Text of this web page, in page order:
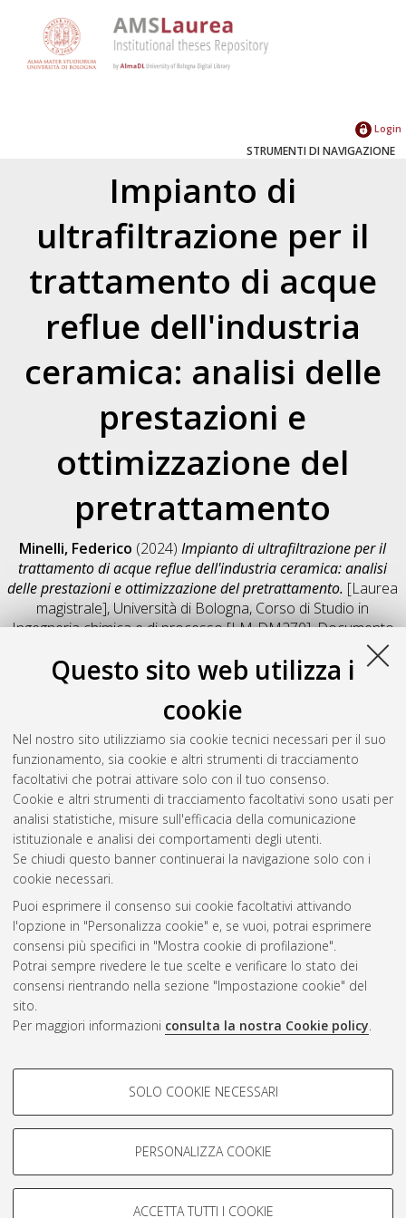
Questo sito web utilizza i
cookie
Nel nostro sito utilizziamo sia cookie tecnici necessari per il suo
funzionamento, sia cookie e altri strumenti di tracciamento
facoltativi che potrai attivare solo con il tuo consenso.
Cookie e altri strumenti di tracciamento facoltativi sono usati per
analisi statistiche, misure sull'efficacia della comunicazione
istituzionale e analisi dei comportamenti degli utenti.
Se chiudi questo banner continuerai la navigazione solo con i
cookie necessari.
Puoi esprimere il consenso sui cookie facoltativi attivando
l'opzione in "Personalizza cookie" e, se vuoi, potrai esprimere
consensi più specifici in "Mostra cookie di profilazione".
Potrai sempre rivedere le tue scelte e verificare lo stato dei
consensi rientrando nella sezione "Impostazione cookie" del
sito.
Per maggiori informazioni consulta la nostra Cookie policy.
COOKIE DI PROFILAZIONE -
Si tratta di cookie utilizzati per analizzare le caratteristiche della
navigazione degli utenti, creare profili in base al loro comportamento
Mostra cookie di profilazione
SOLO COOKIE NECESSARI
PERSONALIZZA COOKIE
ACCETTA TUTTI I COOKIE
Login
STRUMENTI DI NAVIGAZIONE
Impianto di
ultrafiltrazione per il
trattamento di acque
reflue dell'industria
ceramica: analisi delle
prestazioni e
ottimizzazione del
pretrattamento
Minelli, Federico (2024)Impianto di ultrafiltrazione per il
trattamento di acque reflue dell'industria ceramica: analisi
delle prestazioni e ottimizzazione del pretrattamento. [Laurea
magistrale], Università di Bologna, Corso di Studio in
Ingegneria chimica e di processo [LM-DM270], Documento
Salva citazione
Condividi
Il full-text non è disponibile per scelta dell'autore. (
Abstract
Altri metadati
Gestione del documento:
Atom
Rss 1.0
Rss 2.0
AMS Laurea
Impostazioni Cookie
Informativa sulla privacy
Condizioni d’uso del sito